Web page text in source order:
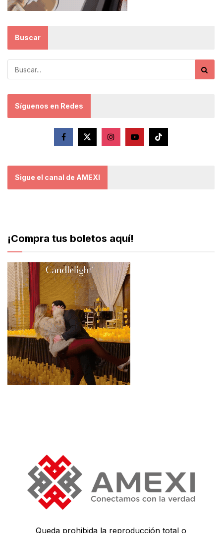
Buscar
Síguenos en Redes
Sigue el canal de AMEXI
¡Compra tus boletos aquí!
Queda prohibida la reproducción total o